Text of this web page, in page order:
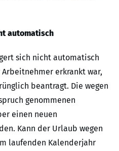
automatisch
sich nicht automatisch
erkrankt war,
beantragt. Die wegen
genommenen
einen neuen
Kann der Urlaub wegen
laufenden Kalenderjahr